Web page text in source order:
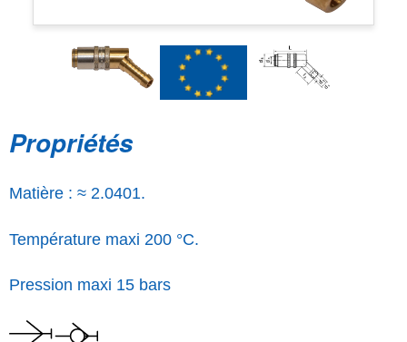
Propriétés
Matière : ≈ 2.0401.
Température maxi 200 °C.
Pression maxi 15 bars